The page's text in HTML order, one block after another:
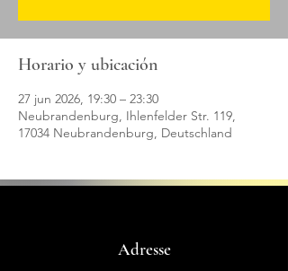
Horario y ubicación
27 jun 2026, 19:30 – 23:30
Neubrandenburg, Ihlenfelder Str. 119,
17034 Neubrandenburg, Deutschland
Adresse